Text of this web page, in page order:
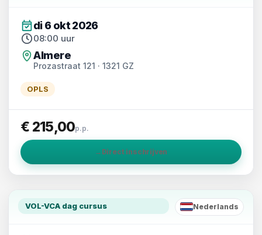
di 6 okt 2026
08:00 uur
Almere
Prozastraat 121 · 1321 GZ
OPLS
€ 215,00p.p.
→ Direct inschrijven
VOL-VCA dag cursus
NL
Nederlands